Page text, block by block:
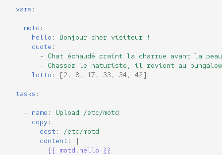
vars :
motd :
hello :
Bonjour cher visiteur !
quote :
- Chat échaudé craint la charrue avant la
- Chassez le naturiste, il revient au
lotto : [2, 8, 17 , 33 , 34, 42]
tasks :
- name :
Upload /etc/motd
copy:
dest :
/etc/motd
content :
|
{{ motd.hello }}